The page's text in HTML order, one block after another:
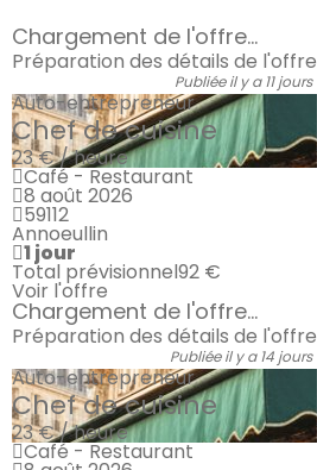
Chargement de l'offre...
Préparation des détails de l'offre
Publiée il y a 11 jours
Auto-entrepreneur
Chef de cuisine
23 € / heure
Café - Restaurant
8 août 2026
59112
Annoeullin
1 jour
Total prévisionnel92 €
Voir l'offre
Chargement de l'offre...
Préparation des détails de l'offre
Publiée il y a 14 jours
Auto-entrepreneur
Chef de cuisine
23 € / heure
Café - Restaurant